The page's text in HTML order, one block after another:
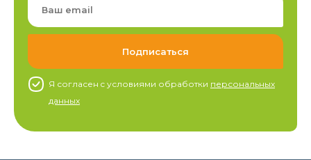
Я согласен c условиями обработки персональных
данных